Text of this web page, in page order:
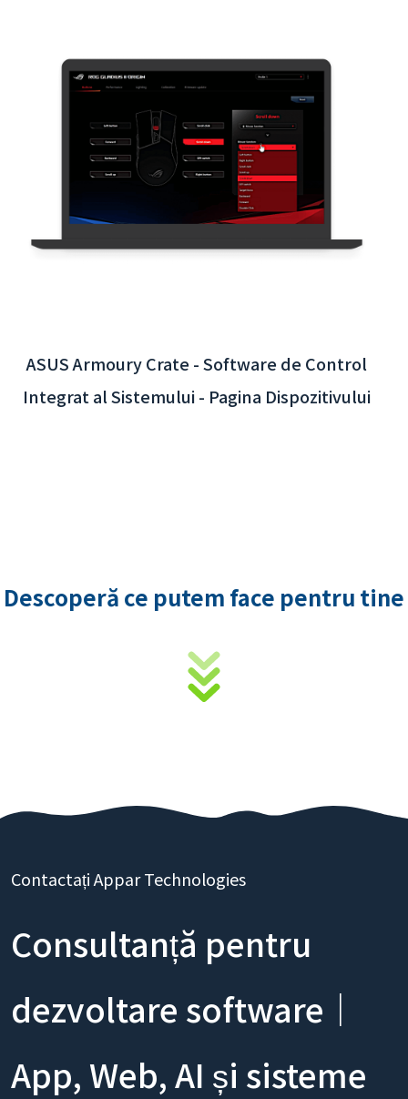
Aplicația Interactivă Aeroportul Internațional
Taoyuan - Integrarea Sistemului de Back-
Descoperă ce putem face pentru tine
Contactați Appar Technologies
Consultanță pentru
dezvoltare software｜
App, Web, AI și sisteme